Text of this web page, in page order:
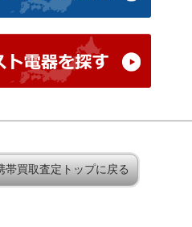
帯買取査定トップに戻る